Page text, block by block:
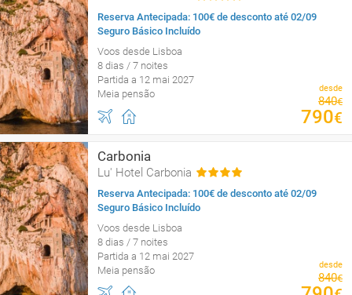
Reserva Antecipada: 100€ de desconto até 02/09
Seguro Básico Incluído
Voos desde Lisboa
8 dias / 7 noites
Partida a 12 mai 2027
Meia pensão
desde
840€
790€
Carbonia
Lu' Hotel Carbonia
Reserva Antecipada: 100€ de desconto até 02/09
Seguro Básico Incluído
Voos desde Lisboa
8 dias / 7 noites
Partida a 12 mai 2027
Meia pensão
desde
840€